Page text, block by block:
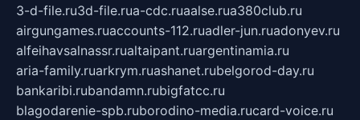
3-d-file.ru3d-file.rua-cdc.ruaalse.rua380club.ru
airgungames.ruaccounts-112.ruadler-jun.ruadonyev.ru
alfeihavsalnassr.rualtaipant.ruargentinamia.ru
aria-family.ruarkrym.ruashanet.rubelgorod-day.ru
bankaribi.rubandamn.rubigfatcc.ru
blagodarenie-spb.ruborodino-media.rucard-voice.ru